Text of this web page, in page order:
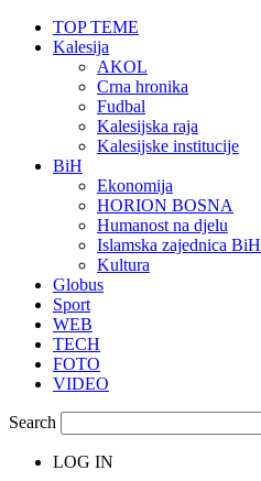
TOP TEME
Kalesija
AKOL
Crna hronika
Fudbal
Kalesijska raja
Kalesijske institucije
BiH
Ekonomija
HORION BOSNA
Humanost na djelu
Islamska zajednica BiH
Kultura
Globus
Sport
WEB
TECH
FOTO
VIDEO
Search
LOG IN